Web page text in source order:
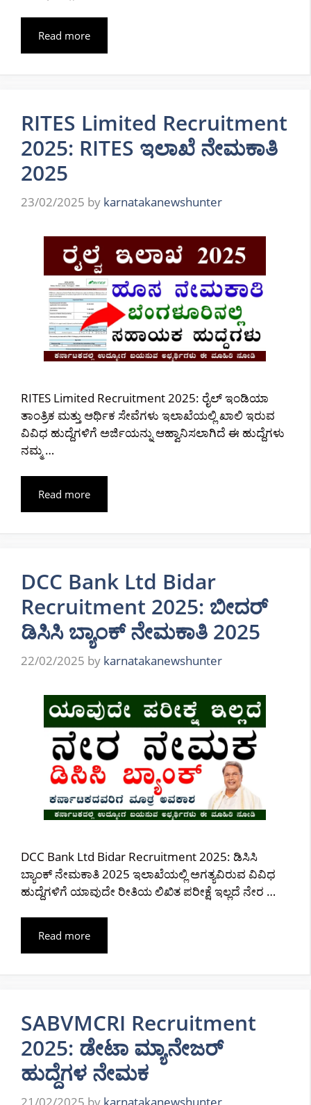
Read more
RITES Limited Recruitment
2025: RITES ಇಲಾಖೆ ನೇಮಕಾತಿ
2025
23/02/2025 by karnatakanewshunter
RITES Limited Recruitment 2025: ರೈಲ್ ಇಂಡಿಯಾ
ತಾಂತ್ರಿಕ ಮತ್ತು ಆರ್ಥಿಕ ಸೇವೆಗಳು ಇಲಾಖೆಯಲ್ಲಿ ಖಾಲಿ ಇರುವ
ವಿವಿಧ ಹುದ್ದೆಗಳಿಗೆ ಅರ್ಜಿಯನ್ನು ಆಹ್ವಾನಿಸಲಾಗಿದೆ ಈ ಹುದ್ದೆಗಳು
ನಮ್ಮ …
Read more
DCC Bank Ltd Bidar
Recruitment 2025: ಬೀದರ್
ಡಿಸಿಸಿ ಬ್ಯಾಂಕ್ ನೇಮಕಾತಿ 2025
22/02/2025 by karnatakanewshunter
DCC Bank Ltd Bidar Recruitment 2025: ಡಿಸಿಸಿ
ಬ್ಯಾಂಕ್ ನೇಮಕಾತಿ 2025 ಇಲಾಖೆಯಲ್ಲಿ ಅಗತ್ಯವಿರುವ ವಿವಿಧ
ಹುದ್ದೆಗಳಿಗೆ ಯಾವುದೇ ರೀತಿಯ ಲಿಖಿತ ಪರೀಕ್ಷೆ ಇಲ್ಲದೆ ನೇರ …
Read more
SABVMCRI Recruitment
2025: ಡೇಟಾ ಮ್ಯಾನೇಜರ್
ಹುದ್ದೆಗಳ ನೇಮಕ
21/02/2025 by karnatakanewshunter